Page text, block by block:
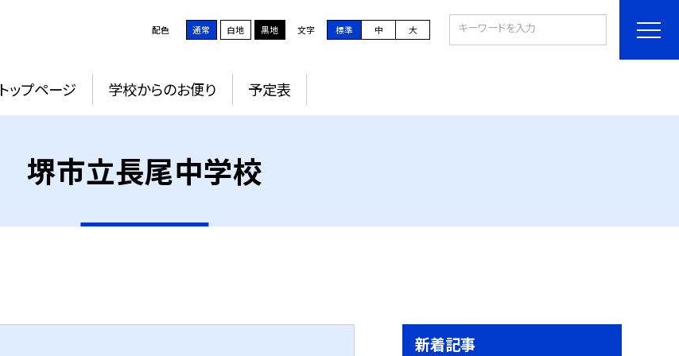
配色 通常 白地 黒地 文字 標準 中 大
トップページ 学校からのお便り 予定表
堺市立長尾中学校
新着記事